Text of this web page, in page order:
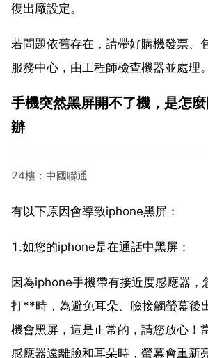
復出廠設定。
若問題依舊存在，請帶好購機發票、
服務中心，由工程師檢查機器並處理。
手機突然黑屏開不了機，是怎
辦
24樓：中國聯通
有以下原因會導致iphone黑屏：
1.如您的iphone是在通話中黑屏：
因為iphone手機帶有接近度感應器，
打**時，為避免耳朵、臉接觸螢幕後
機會黑屏，這是正常的，請您放心！
感應器遠離臉和耳朵時，螢幕會重新